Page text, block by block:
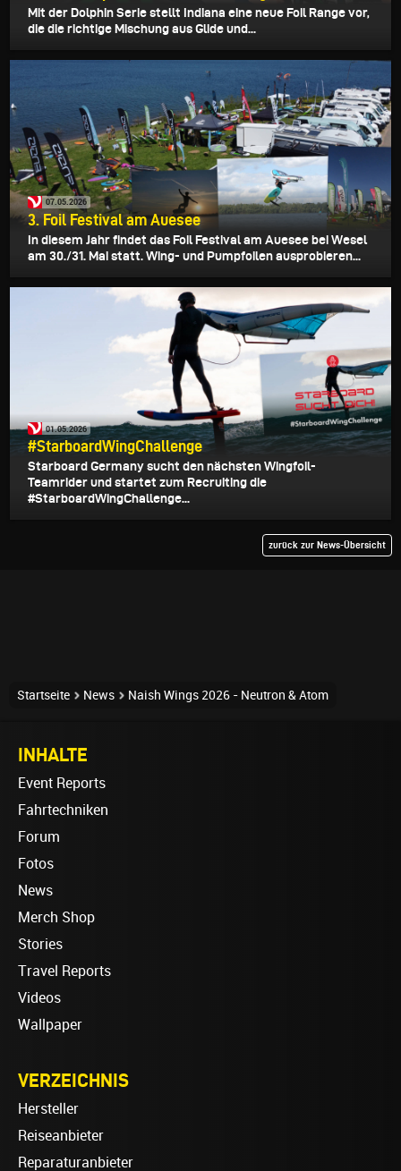
Mit der Dolphin Serie stellt Indiana eine neue Foil Range vor,
die die richtige Mischung aus Glide und...
07.05.2026
3. Foil Festival am Auesee
In diesem Jahr findet das Foil Festival am Auesee bei Wesel
am 30./31. Mai statt. Wing- und Pumpfoilen ausprobieren...
01.05.2026
#StarboardWingChallenge
Starboard Germany sucht den nächsten Wingfoil-
Teamrider und startet zum Recruiting die
#StarboardWingChallenge...
zurück zur News-Übersicht
Startseite News Naish Wings 2026 - Neutron & Atom
INHALTE
Event Reports
Fahrtechniken
Forum
Fotos
News
Merch Shop
Stories
Travel Reports
Videos
Wallpaper
VERZEICHNIS
Hersteller
Reiseanbieter
Reparaturanbieter